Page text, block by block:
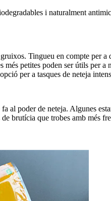
i naturalment
Tingueu en compte per
petites poden ser útils per
per a tasques de neteja
al poder de neteja. Algunes
brutícia que trobes amb més